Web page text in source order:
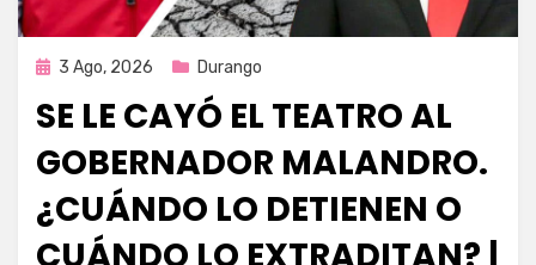
Publicada
3 Ago, 2026 Durango
SE LE CAYÓ EL TEATRO AL
GOBERNADOR MALANDRO.
¿CUÁNDO LO DETIENEN O